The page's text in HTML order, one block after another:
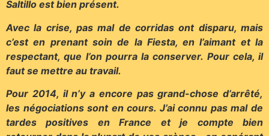
Saltillo est bien présent.
Avec la crise, pas mal de corridas ont disparu, mais
c’est en prenant soin de la Fiesta, en l’aimant et la
respectant, que l’on pourra la conserver. Pour cela, il
faut se mettre au travail.
Pour 2014, il n’y a encore pas grand-chose d’arrêté,
les négociations sont en cours. J’ai connu pas mal de
tardes positives en France et je compte bien